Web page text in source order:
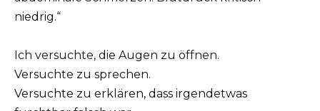
niedrig.“
Ich versuchte, die Augen zu öffnen.
Versuchte zu sprechen.
Versuchte zu erklären, dass irgendetwas